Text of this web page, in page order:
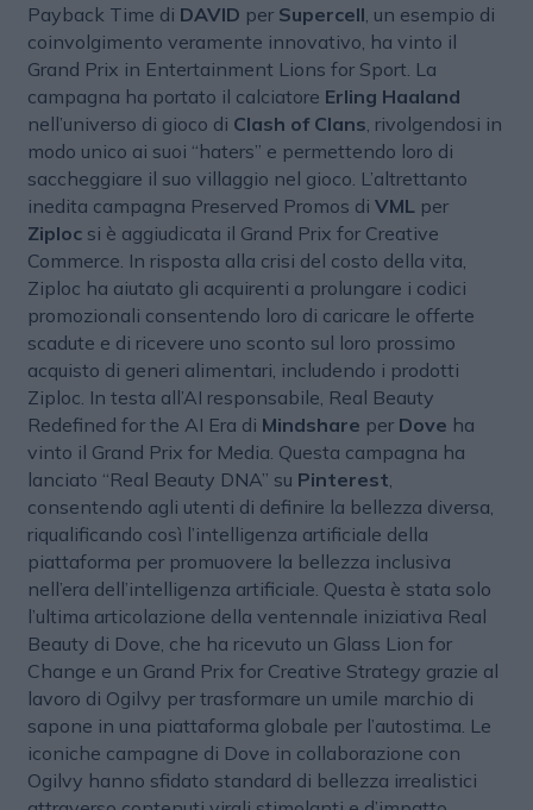
Payback Time di DAVID per Supercell , un esempio di
coinvolgimento veramente innovativo, ha vinto il
Grand Prix in Entertainment Lions for Sport. La
campagna ha portato il calciatore Erling Haaland
nell’universo di gioco di Clash of Clans , rivolgendosi in
modo unico ai suoi “haters” e permettendo loro di
saccheggiare il suo villaggio nel gioco. L’altrettanto
inedita campagna Preserved Promos di VML per
Ziplocsi è aggiudicata il Grand Prix for Creative
Commerce. In risposta alla crisi del costo della vita,
Ziploc ha aiutato gli acquirenti a prolungare i codici
promozionali consentendo loro di caricare le offerte
scadute e di ricevere uno sconto sul loro prossimo
acquisto di generi alimentari, includendo i prodotti
Ziploc. In testa all’AI responsabile, Real Beauty
Redefined for the AI Era di Mindshare per Dove ha
vinto il Grand Prix for Media. Questa campagna ha
lanciato “Real Beauty DNA” su Pinterest
consentendo agli utenti di definire la bellezza diversa,
riqualificando così l’intelligenza artificiale della
piattaforma per promuovere la bellezza inclusiva
nell’era dell’intelligenza artificiale. Questa è stata solo
l’ultima articolazione della ventennale iniziativa Real
Beauty di Dove, che ha ricevuto un Glass Lion for
Change e un Grand Prix for Creative Strategy grazie al
lavoro di Ogilvy per trasformare un umile marchio di
sapone in una piattaforma globale per l’autostima. Le
iconiche campagne di Dove in collaborazione con
Ogilvy hanno sfidato standard di bellezza irrealistici